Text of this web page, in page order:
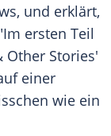
und erklärt,
ersten Teil
Stories'
einer
wie ein